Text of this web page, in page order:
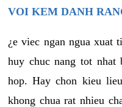
VOI KEM DANH
¿e viec ngan ngua xuat
huy chuc nang tot nhat
hop. Hay chon kieu
khong chua rat nhieu